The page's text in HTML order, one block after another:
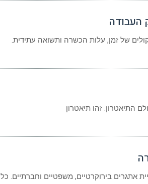
העבודה
של זמן, עלות הכשרה ותשואה עתידית.
התיאטרון. זהו תיאטרון
אתגרים בירוקרטיים, משפטיים וחברתיים. כל